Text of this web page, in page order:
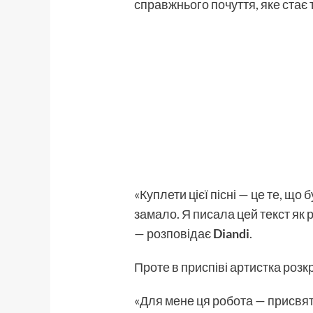
справжнього почуття, яке
«Куплети цієї пісні — це те,
замало. Я писала цей текст як
— розповідаєDiandi.
Проте в приспіві артистка
«Для мене ця робота —